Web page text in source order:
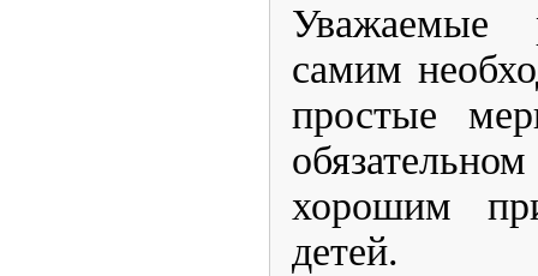
самим
простые
хорошим
детей.